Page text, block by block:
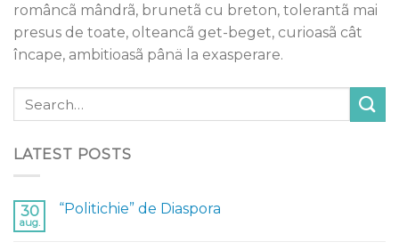
româncã mândrã, brunetã cu breton, tolerantã mai
presus de toate, olteancã get-beget, curioasã cât
încape, ambitioasã pânä la exasperare.
LATEST POSTS
30
aug.
“Politichie” de Diaspora